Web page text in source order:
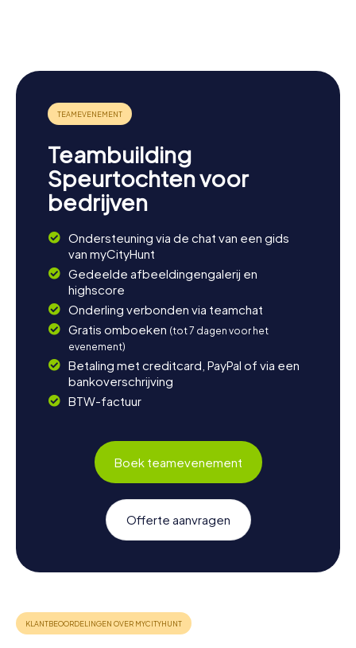
Teambuilding
Speurtochten voor
bedrijven
Ondersteuning via de chat van een gids
van myCityHunt
Gedeelde afbeeldingengalerij en
highscore
Onderling verbonden via teamchat
Gratis omboeken (tot 7 dagen voor het
evenement)
Betaling met creditcard, PayPal of via een
bankoverschrijving
BTW-factuur
Boek teamevenement
Offerte aanvragen